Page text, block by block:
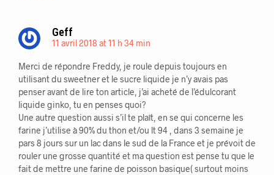
Geff
11 avril 2018 at 11 h 34 min
Merci de répondre Freddy, je roule depuis toujours en
utilisant du sweetner et le sucre liquide je n’y avais pas
penser avant de lire ton article, j’ai acheté de l’édulcorant
liquide ginko, tu en penses quoi?
Une autre question aussi s’il te plaît, en se qui concerne les
farine j’utilise à 90% du thon et/ou lt 94 , dans 3 semaine je
pars 8 jours sur un lac dans le sud de la France et je prévoit de
rouler une grosse quantité et ma question est pense tu que le
fait de mettre une farine de poisson basique( surtout moins